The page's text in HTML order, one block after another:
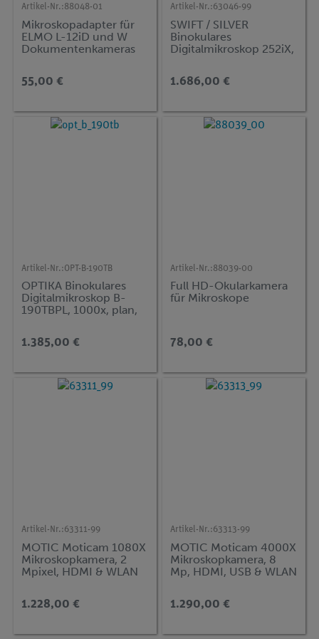
Artikel-Nr.:88048-01
Mikroskopadapter für
ELMO L-12iD und W
Dokumentenkameras
55,00 €
Artikel-Nr.:63046-99
SWIFT / SILVER
Binokulares
Digitalmikroskop 252iX,
plan-achromatische
Unendlichoptik, 4 MP
1.686,00 €
Artikel-Nr.:OPT-B-190TB
OPTIKA Binokulares
Digitalmikroskop B-
190TBPL, 1000x, plan,
Tablet-PC
1.385,00 €
Artikel-Nr.:88039-00
Full HD-Okularkamera
für Mikroskope
78,00 €
Artikel-Nr.:63311-99
MOTIC Moticam 1080X
Mikroskopkamera, 2
Mpixel, HDMI & WLAN
1.228,00 €
Artikel-Nr.:63313-99
MOTIC Moticam 4000X
Mikroskopkamera, 8
Mp, HDMI, USB & WLAN
1.290,00 €